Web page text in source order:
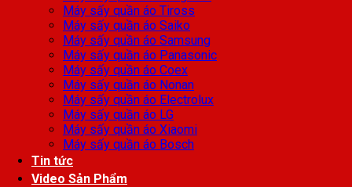
Máy sấy quần áo Tiross
Máy sấy quần áo Saiko
Máy sấy quần áo Samsung
Máy sấy quần áo Panasonic
Máy sấy quần áo Coex
Máy sấy quần áo Nonan
Máy sấy quần áo Electrolux
Máy sấy quần áo LG
Máy sấy quần áo Xiaomi
Máy sấy quần áo Bosch
Tin tức
Video Sản Phẩm